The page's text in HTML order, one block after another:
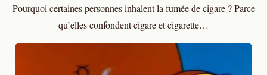
Pourquoi certaines personnes inhalent la fumée de cigare ? Parce
qu’elles confondent cigare et cigarette…